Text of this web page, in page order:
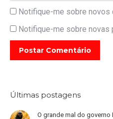
Notifique-me sobre novos
Notifique-me sobre novas
Postar Comentário
Últimas postagens
O grande mal do governo